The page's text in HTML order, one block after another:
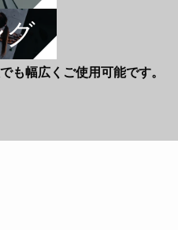
グ
も幅広くご使用可能です。